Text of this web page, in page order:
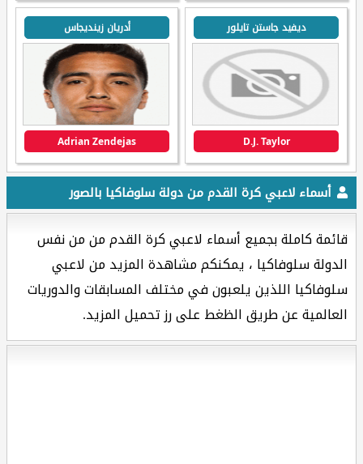
ديفيد جاستن تايلور
D.J. Taylor
أدريان زينديجاس
Adrian Zendejas
أسماء لاعبي كرة القدم من دولة سلوفاكيا بالصور
قائمة كاملة بجميع أسماء لاعبي كرة القدم من من نفس
الدولة سلوفاكيا ، يمكنكم مشاهدة المزيد من لاعبي
سلوفاكيا اللذين يلعبون في مختلف المسابقات والدوريات
العالمية عن طريق الظغط على رز تحميل المزيد.